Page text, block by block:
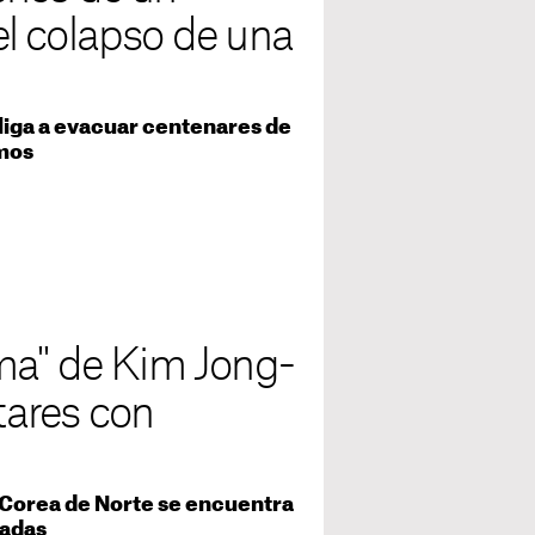
colapso de una
a evacuar centenares de
de Kim Jong-
con
de Norte se encuentra